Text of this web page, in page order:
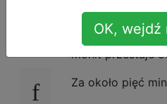
Kiedy zamykam
SSH w
monit przestaje
Za około pięć
OK, wejdź